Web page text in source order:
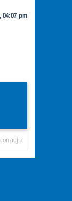
04:07 pm
del Mercado Periférico